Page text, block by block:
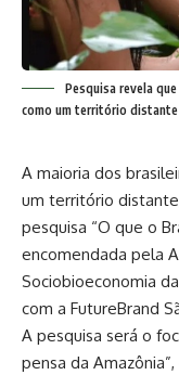
Pesquisa revela
como um território
A maioria dos
um território
pesquisa “O que o
encomendada pela
Sociobioeconomia
com a FutureBrand
A pesquisa será o
pensa da